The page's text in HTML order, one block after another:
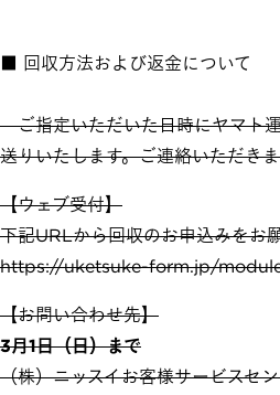
■ 回収方法および返金について
ご指定いただいた日時にヤマト運
送りいたします。ご連絡いただき
【ウェブ受付】
下記URLから回収のお申込みをお
https://uketsuke-form.jp/
【お問い合わせ先】
3月1日（日）まで
（株）ニッスイお客様サービスセ